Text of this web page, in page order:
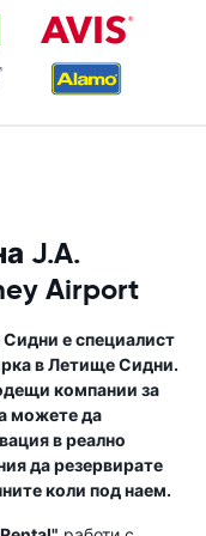
J.A.
Airport
е специалист
вЛетище Сидни.
компании за
можете да
в реално
да резервирате
коли под наем.